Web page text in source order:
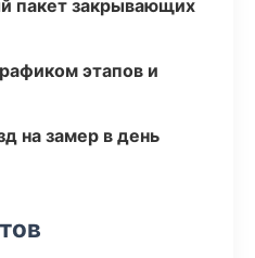
пакет закрывающих
этапов и
на замер в день